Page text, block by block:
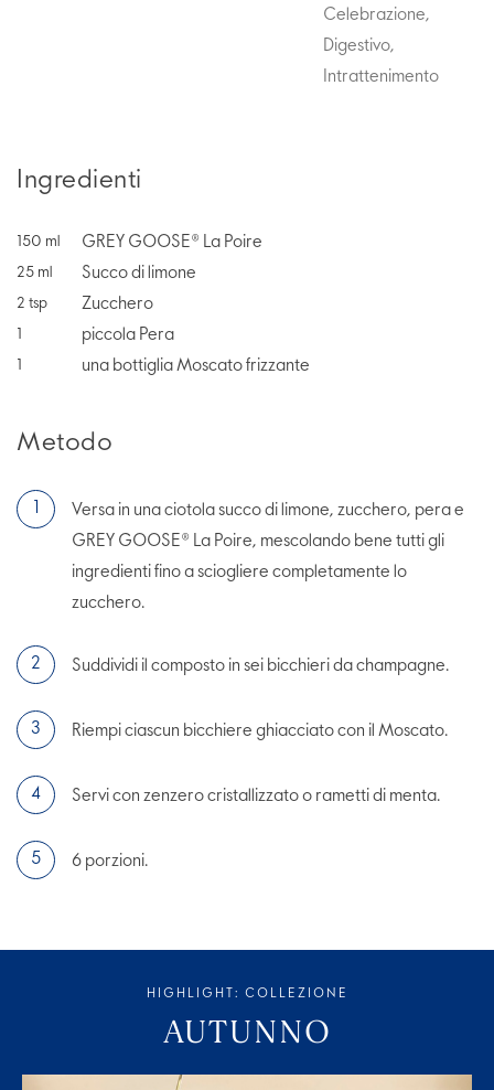
Celebrazione,
Digestivo,
Intrattenimento
Ingredienti
150 ml GREY GOOSE® La Poire
25 ml Succo di limone
2 tsp Zucchero
piccola Pera
una bottiglia Moscato frizzante
Metodo
Versa in una ciotola succo di limone, zucchero, pera e
GREY GOOSE® La Poire, mescolando bene tutti gli
ingredienti fino a sciogliere completamente lo
zucchero.
Suddividi il composto in sei bicchieri da champagne.
Riempi ciascun bicchiere ghiacciato con il Moscato.
Servi con zenzero cristallizzato o rametti di menta.
6 porzioni.
HIGHLIGHT: COLLEZIONE
AUTUNNO